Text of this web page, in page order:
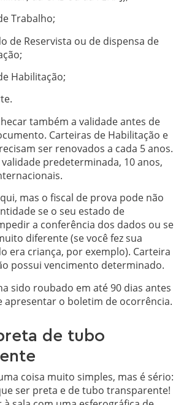
Trabalho;
de Reservista ou de dispensa de
Habilitação;
também a validade antes de
Carteiras de Habilitação e
ser renovados a cada 5 anos.
validade predeterminada, 10 anos,
mas o fiscal de prova pode não
se o seu estado de
a conferência dos dados ou se
diferente (se você fez sua
era criança, por exemplo). Carteira
possui vencimento determinado.
sido roubado em até 90 dias antes
apresentar o boletim de ocorrência.
de tubo
coisa muito simples, mas é sério:
ser preta e de tubo transparente!